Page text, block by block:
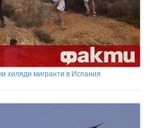
хиляди мигранти в Испания